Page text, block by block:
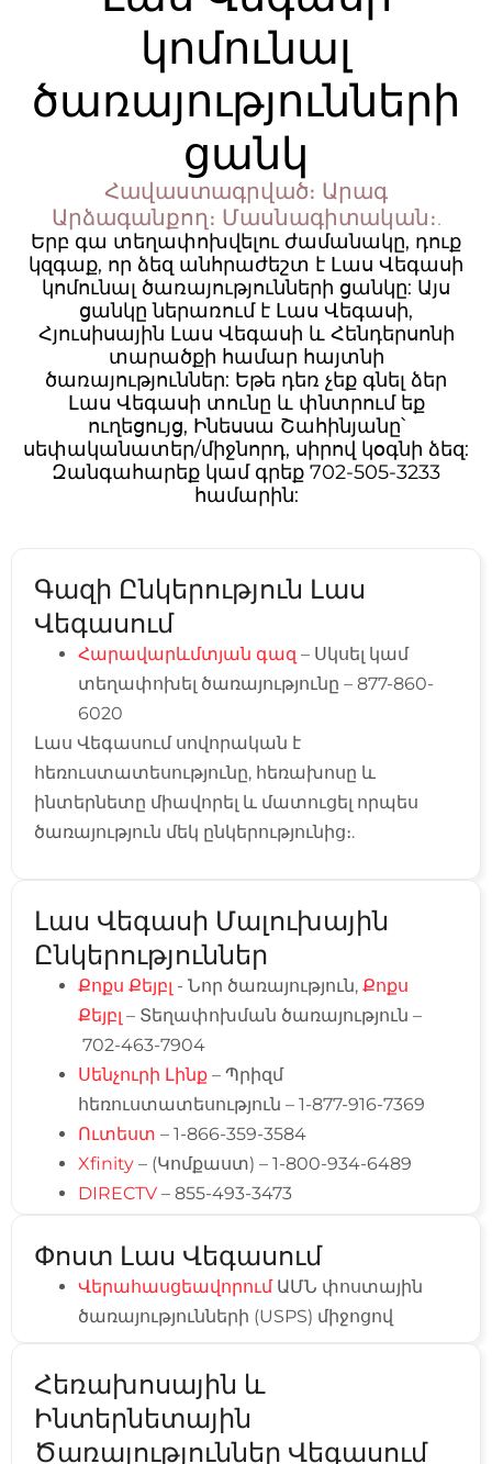
կոմունալ
ծառայությունների
ցանկ
Հավաստագրված։ Արագ
Արձագանքող։ Մասնագիտական։.
Երբ գա տեղափոխվելու ժամանակը, դուք
կզգաք, որ ձեզ անհրաժեշտ է Լաս Վեգասի
կոմունալ ծառայությունների ցանկը: Այս
ցանկը ներառում է Լաս Վեգասի,
Հյուսիսային Լաս Վեգասի և Հենդերսոնի
տարածքի համար հայտնի
ծառայություններ: Եթե դեռ չեք գնել ձեր
Լաս Վեգասի տունը և փնտրում եք
ուղեցույց, Ինեսսա Շահինյանը՝
սեփականատեր/միջնորդ, սիրով կօգնի ձեզ:
Զանգահարեք կամ գրեք 702-505-3233
համարին:
Գազի Ընկերություն Լաս
Վեգասում
Հարավարևմտյան գազ – Սկսել կամ
տեղափոխել ծառայությունը – 877-860-
6020
Լաս Վեգասում սովորական է
հեռուստատեսությունը, հեռախոսը և
ինտերնետը միավորել և մատուցել որպես
ծառայություն մեկ ընկերությունից։.
Լաս Վեգասի Մալուխային
Ընկերություններ
Քոքս Քեյբլ - Նոր ծառայություն, Քոքս
Քեյբլ – Տեղափոխման ծառայություն –
702-463-7904
Սենչուրի Լինք – Պրիզմ
հեռուստատեսություն – 1-877-916-7369
Ուտեստ – 1-866-359-3584
Xfinity – (Կոմքաստ) – 1-800-934-6489
DIRECTV – 855-493-3473
Փոստ Լաս Վեգասում
Վերահասցեավորում ԱՄՆ փոստային
ծառայությունների (USPS) միջոցով
Հեռախոսային ԵՒ
Ինտերնետային
Ծառայություններ Վեգասում